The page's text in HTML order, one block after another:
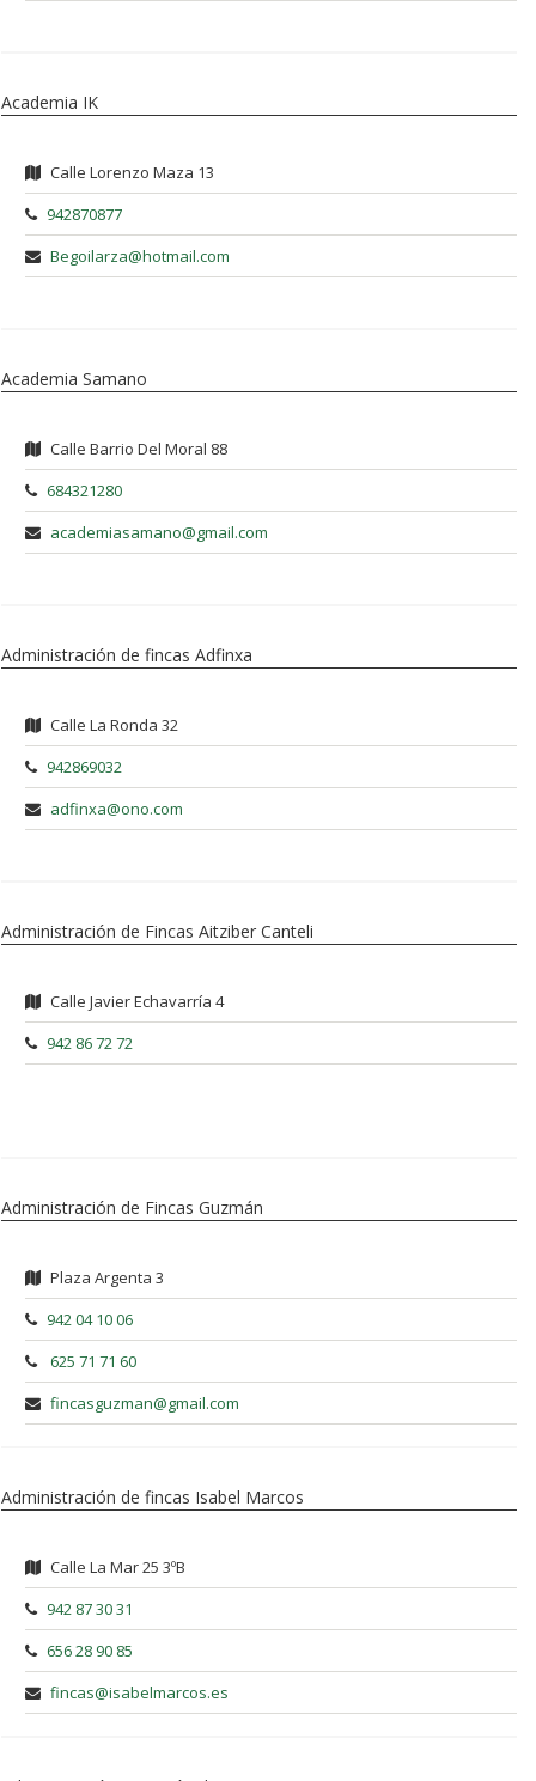
Academia IK
Calle Lorenzo Maza 13
942870877
Begoilarza@hotmail.com
Academia Samano
Calle Barrio Del Moral 88
684321280
academiasamano@gmail.com
Administración de fincas Adfinxa
Calle La Ronda 32
942869032
adfinxa@ono.com
Administración de Fincas Aitziber Canteli
Calle Javier Echavarría 4
942 86 72 72
Administración de Fincas Guzmán
Plaza Argenta 3
942 04 10 06
625 71 71 60
fincasguzman@gmail.com
Administración de fincas Isabel Marcos
Calle La Mar 25 3ºB
942 87 30 31
656 28 90 85
fincas@isabelmarcos.es